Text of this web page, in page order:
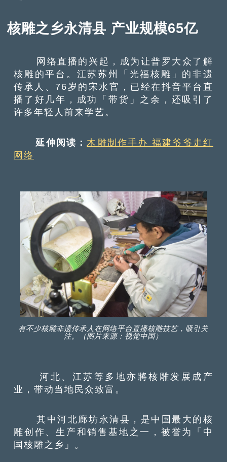
核雕之乡永清县 产业规模65亿
网络直播的兴起，成为让普罗大众了解
核雕的平台。江苏苏州「光福核雕」的非遗
传承人、76岁的宋水官，已经在抖音平台直
播了好几年，成功「带货」之余，还吸引了
许多年轻人前来学艺。
延伸阅读： 木雕制作手办 福建爷爷走红
网络
有不少核雕非遗传承人在网络平台直播核雕技艺，吸引关
注。（图片来源：视觉中国）
河北、江苏等多地亦將核雕发展成产
业，带动当地民众致富。
其中河北廊坊永清县，是中国最大的核
雕创作、生产和销售基地之一，被誉为「中
国核雕之乡」。